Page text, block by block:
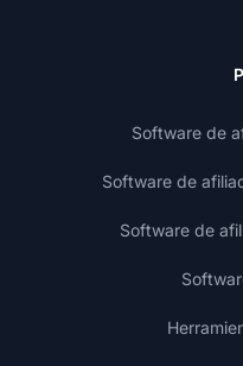
Software de
Software de
Software de